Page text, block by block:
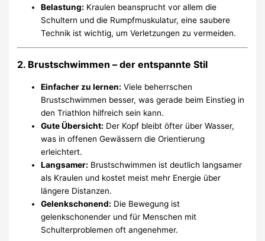
Belastung: Kraulen beansprucht vor allem die
Schultern und die Rumpfmuskulatur, eine saubere
Technik ist wichtig, um Verletzungen zu vermeiden.
2. Brustschwimmen – der entspannte Stil
Einfacher zu lernen: Viele beherrschen
Brustschwimmen besser, was gerade beim Einstieg in
den Triathlon hilfreich sein kann.
Gute Übersicht: Der Kopf bleibt öfter über Wasser,
was in offenen Gewässern die Orientierung
erleichtert.
Langsamer: Brustschwimmen ist deutlich langsamer
als Kraulen und kostet meist mehr Energie über
längere Distanzen.
Gelenkschonend: Die Bewegung ist
gelenkschonender und für Menschen mit
Schulterproblemen oft angenehmer.